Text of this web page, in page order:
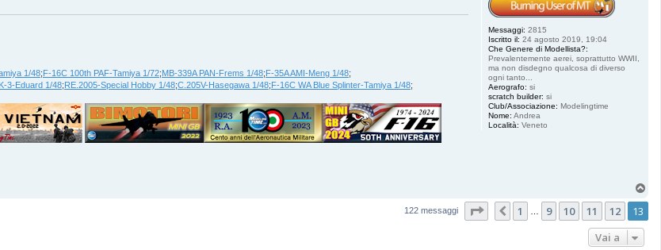
Messaggi: 2815
Iscritto il: 24 agosto 2019, 19:04
Che Genere di Modellista?:
Prevalentemente aerei, soprattutto WWII,
ma non disdegno qualcosa di diverso
ogni tanto...
Aerografo: si
scratch builder: si
Club/Associazione: Modelingtime
Nome: Andrea
Località: Veneto
1/48;F-16C 100th PAF-Tamiya 1/72;MB-339A PAN-Frems 1/48;F-35A AMI-Meng 1/48;
3-Eduard 1/48;RE.2005-Special Hobby 1/48;C.205V-Hasegawa 1/48;F-16C WA Blue Splinter-Tamiya 1/48;
122 messaggi Pagina 13di13
Precedente
1 9 10 11 12 13
Vai a